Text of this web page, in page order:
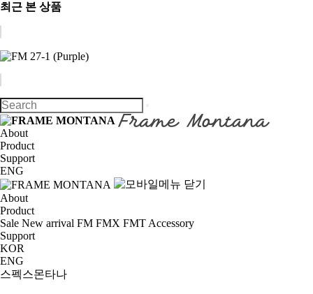
최근 본 상품
About
Product
Support
ENG
About
Product
Sale New arrival FM FMX FMT Accessory
Support
KOR
ENG
스펙스몬타나